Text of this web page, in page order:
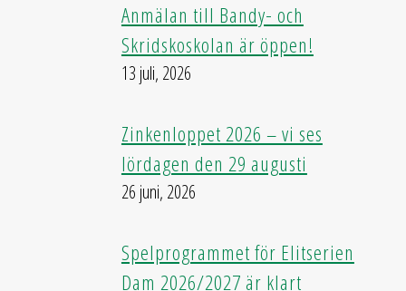
Anmälan till Bandy- och
Skridskoskolan är öppen!
13 juli, 2026
Zinkenloppet 2026 – vi ses
lördagen den 29 augusti
26 juni, 2026
Spelprogrammet för Elitserien
Dam 2026/2027 är klart